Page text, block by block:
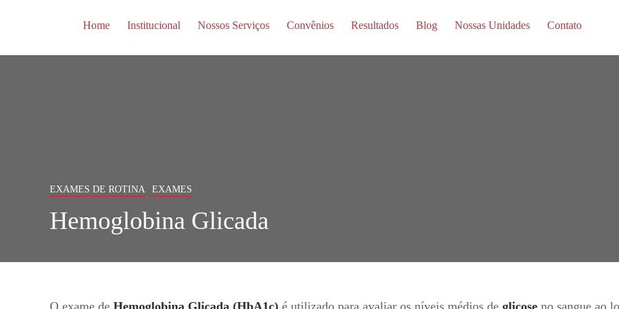
Home Institucional Nossos Serviços Convênios Resultados Blog Nossas Unidades Contato
EXAMES DE ROTINA EXAMES
Hemoglobina Glicada
O exame de Hemoglobina Glicada (HbA1c) é utilizado para avaliar os níveis médios de glicose no sangue ao